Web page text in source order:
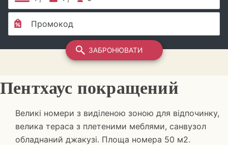
Пентхаус покращений
Великі номери з виділеною зоною для відпочинку,
велика тераса з плетеними меблями, санвузол
обладнаний джакузі. Площа номера 50 м2.